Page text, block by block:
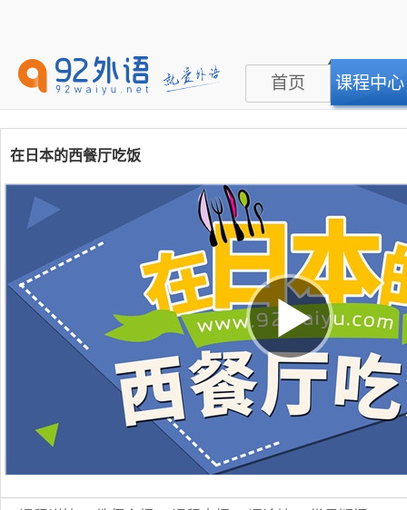
首页 课程中心
在日本的西餐厅吃饭